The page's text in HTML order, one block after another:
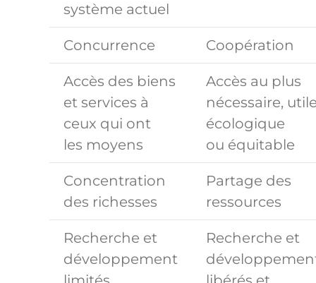
système actuel
Concurrence Coopération
Accès des biens
et services à
ceux qui ont
les moyens
Accès au plus
nécessaire,
écologique
ou équitable
Concentration
des richesses
Partage des
ressources
Recherche et
développement
Recherche et